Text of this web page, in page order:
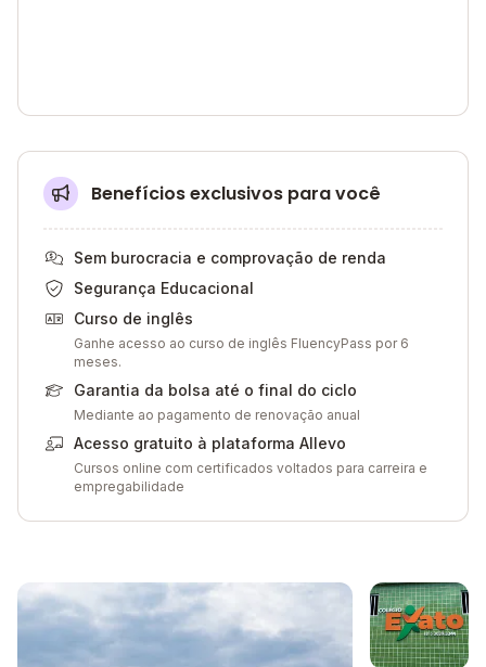
Benefícios exclusivos para você
Sem burocracia e comprovação de renda
Segurança Educacional
Curso de inglês
Ganhe acesso ao curso de inglês FluencyPass por 6
meses.
Garantia da bolsa até o final do ciclo
Mediante ao pagamento de renovação anual
Acesso gratuito à plataforma Allevo
Cursos online com certificados voltados para carreira e
empregabilidade
Galeria de imagem